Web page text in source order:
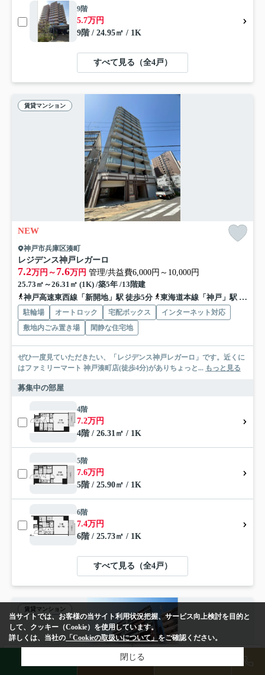
物件検索
9階
5.7万円
9階 / 24.95㎡ / 1K
すべて見る（全4戸）
賃貸マンション
NEW
神戸市兵庫区湊町
レジデンス神戸レガーロ
7.2万円～ 7.6万円 管理/共益費6,000円～10,000円
25.73㎡～26.31㎡ (1K) /築5年 /13階建
神戸高速東西線「新開地」駅 徒歩5分
東海道本線「神戸」駅 徒歩7分
駐輪場 オートロック 宅配ボックス
インターネット対応
敷地内ごみ置き場
閑静な住宅地
ぜひ一度見ていただきたい、「レジデンス神戸レガーロ」です。近くに
はファミリーマート 神戸湊町店(徒歩4分)がありちょっと... もっと見る
募集中の部屋
4階
7.2万円
4階 / 26.31㎡ / 1K
5階
7.6万円
5階 / 25.90㎡ / 1K
6階
7.4万円
6階 / 25.73㎡ / 1K
すべて見る（全4戸）
賃貸マンション
当サイトでは、お客様の当サイト利用状況把握、サービス向上検討を目的と
して、クッキー（Cookie）を使用しています。
詳しくは、当社の 「Cookieの取扱いについて」をご確認ください。
閉じる